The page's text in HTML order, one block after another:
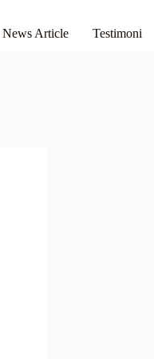
News Article Testimoni